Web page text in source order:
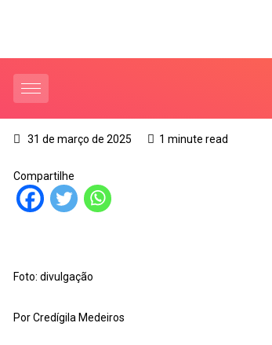
31 de março de 2025 1 minute read
Compartilhe
Foto: divulgação
Por Credígila Medeiros